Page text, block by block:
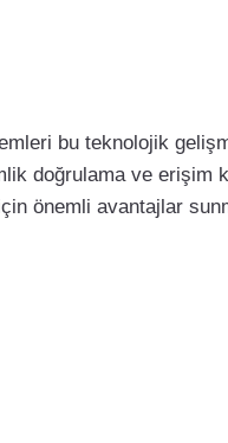
bu teknolojik
doğrulama ve erişim
önemli avantajlar